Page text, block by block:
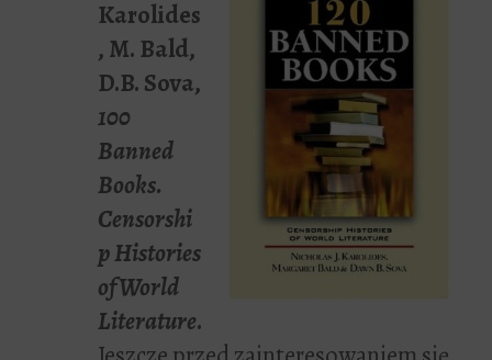
Karolides
, M. Bald,
D.B. Sova,
100
Banned
Books.
Censorshi
p Histories
of World
Literature.